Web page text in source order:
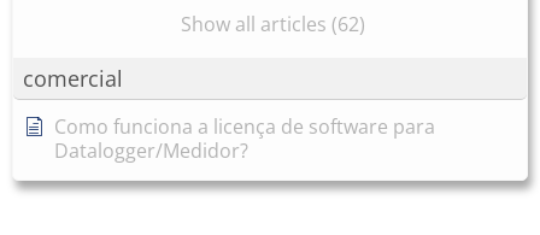
Show all articles (62)
comercial
Como funciona a licença de software para
Datalogger/Medidor?